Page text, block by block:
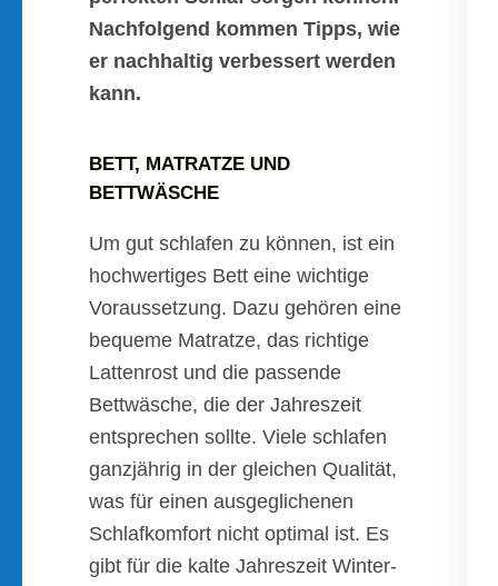
Nachfolgend kommen Tipps, wie
er nachhaltig verbessert werden
kann.
BETT, MATRATZE UND
BETTWÄSCHE
Um gut schlafen zu können, ist ein
hochwertiges Bett eine wichtige
Voraussetzung. Dazu gehören eine
bequeme Matratze, das richtige
Lattenrost und die passende
Bettwäsche, die der Jahreszeit
entsprechen sollte. Viele schlafen
ganzjährig in der gleichen Qualität,
was für einen ausgeglichenen
Schlafkomfort nicht optimal ist. Es
gibt für die kalte Jahreszeit Winter-